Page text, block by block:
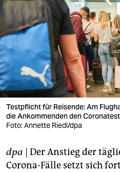
berlin
nord
wahrheit
verlag
verlag
veranstaltungen
fragen & hilfe
Testpflicht für Reisende: Am
die Ankommenden den Coronatest
Foto: Annette Riedl/dpa
dpa | Der Anstieg der
Corona-Fälle setzt sich